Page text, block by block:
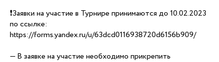
❗Заявки на участие в Турнире принимаются до 10.02.2023
по ссылке:
https://forms.yandex.ru/u/63dcd0116938720d6156b909/
— В заявке на участие необходимо прикрепить